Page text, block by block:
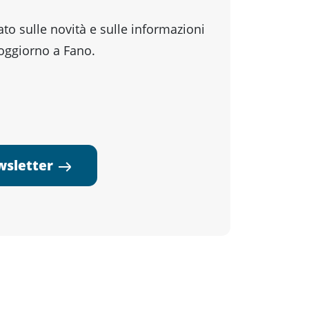
sulle novità e sulle informazioni
a Fano.